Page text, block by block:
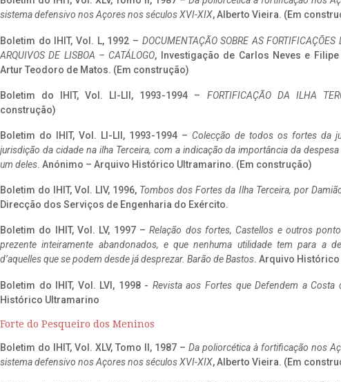
sistema defensivo nos Açores nos séculos XVI-XIX, Alberto Vieira. (Em
Boletim do IHIT, Vol. L, 1992 – DOCUMENTAÇÃO SOBRE AS
ARQUIVOS DE LISBOA – CATÁLOGO, Investigação de Carlos Neves e
Artur Teodoro de Matos. (Em construção)
Boletim do IHIT, Vol. LI-LII, 1993-1994 – FORTIFICAÇÃO DA ILHA
construção)
Boletim do IHIT, Vol. LI-LII, 1993-1994 – Colecção de todos os fortes da
jurisdição da cidade na ilha Terceira, com a indicação da importância da
um deles. Anónimo – Arquivo Histórico Ultramarino. (Em construção)
Boletim do IHIT, Vol. LIV, 1996, Tombos dos Fortes da Ilha Terceira, por
Direcção dos Serviços de Engenharia do Exército.
Boletim do IHIT, Vol. LV, 1997 –Relação dos fortes, Castellos e outros
prezente inteiramente abandonados, e que nenhuma utilidade tem para a
d’aquelles que se podem desde já desprezar. Barão de Bastos. Arquivo
Boletim do IHIT, Vol. LVI, 1998 - Revista aos Fortes que Defendem a Costa
Histórico Ultramarino
Forte do Pesqueiro dos Meninos
Boletim do IHIT, Vol. XLV, Tomo II, 1987 – Da poliorcética à fortificação nos
sistema defensivo nos Açores nos séculos XVI-XIX, Alberto Vieira. (Em